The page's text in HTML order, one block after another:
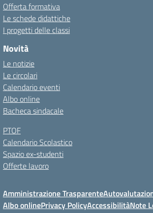
Offerta formativa
Le schede didattiche
I progetti delle classi
Novità
Le notizie
Le circolari
Calendario eventi
Albo online
Bacheca sindacale
PTOF
Calendario Scolastico
Spazio ex-studenti
Offerte lavoro
Amministrazione Trasparente
Albo onlinePrivacy PolicyAccessibilitàNote